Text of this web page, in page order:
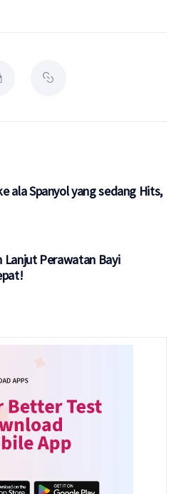
ala Spanyol yang sedang Hits,
Lanjut Perawatan Bayi